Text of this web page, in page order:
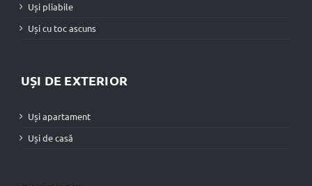
Uși pliabile
Uși cu toc ascuns
UȘI DE EXTERIOR
Uși apartament
Uși de casă